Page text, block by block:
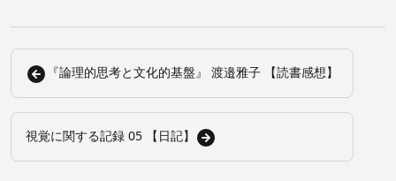
『論理的思考と文化的基盤』 渡邉雅子 【読書感想】
視覚に関する記録 05 【日記】